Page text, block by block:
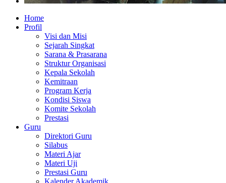
Home
Profil
Visi dan Misi
Sejarah Singkat
Sarana & Prasarana
Struktur Organisasi
Kepala Sekolah
Kemitraan
Program Kerja
Kondisi Siswa
Komite Sekolah
Prestasi
Guru
Direktori Guru
Silabus
Materi Ajar
Materi Uji
Prestasi Guru
Kalender Akademik